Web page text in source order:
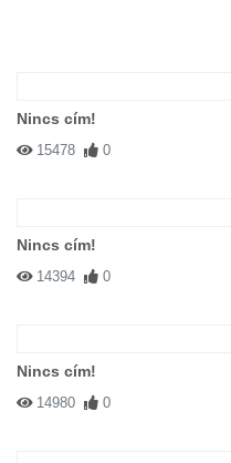
Nincs cím!
15478 0
Nincs cím!
14394 0
Nincs cím!
14980 0